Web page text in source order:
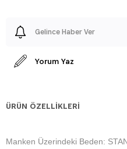
Gelince Haber Ver
Yorum Yaz
ÜRÜN ÖZELLIKLERI
Manken Üzerindeki Beden: